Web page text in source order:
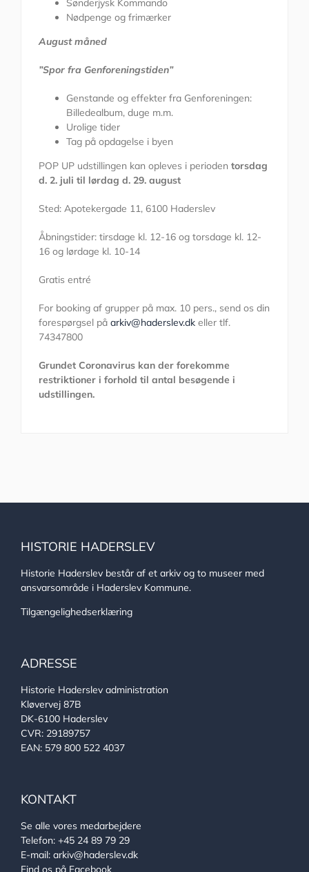
Sønderjysk Kommando
Nødpenge og frimærker
August måned
”Spor fra Genforeningstiden”
Genstande og effekter fra Genforeningen:
Billedealbum, duge m.m.
Urolige tider
Tag på opdagelse i byen
POP UP udstillingen kan opleves i perioden torsdag
d. 2. juli til lørdag d. 29. august
Sted: Apotekergade 11, 6100 Haderslev
Åbningstider: tirsdage kl. 12-16 og torsdage kl. 12-
16 og lørdage kl. 10-14
Gratis entré
For booking af grupper på max. 10 pers., send os din
forespørgsel på arkiv@haderslev.dk eller tlf.
74347800
Grundet Coronavirus kan der forekomme
restriktioner i forhold til antal besøgende i
udstillingen.
HISTORIE HADERSLEV
Historie Haderslev består af et arkiv og to museer med
ansvarsområde i Haderslev Kommune.
Tilgængelighedserklæring
ADRESSE
Historie Haderslev administration
Kløvervej 87B
DK-6100 Haderslev
CVR: 29189757
EAN: 579 800 522 4037
KONTAKT
Se alle vores medarbejdere
Telefon: +45 24 89 79 29
E-mail: arkiv@haderslev.dk
Find os på Facebook